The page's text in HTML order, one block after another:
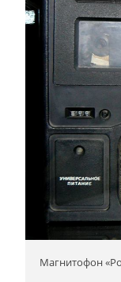
Магнитофон